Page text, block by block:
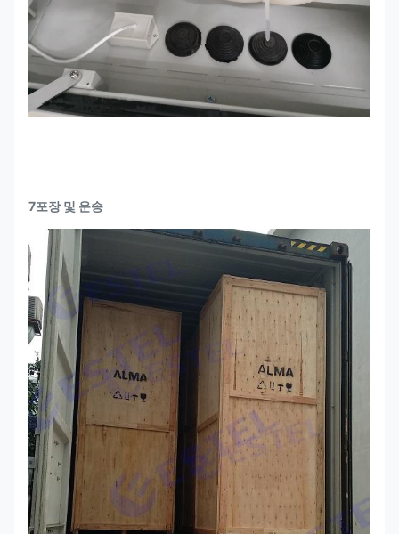
7포장 및 운송